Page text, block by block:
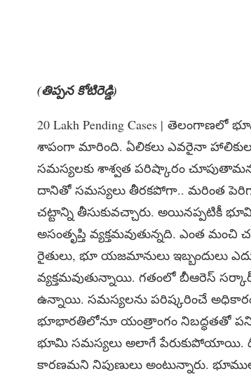
(తిప్పన కోటిరెడ్డి)
20 Lakh Pending Cases | తెలంగాణలో
శాపంగా మారింది. ఏలికలు ఎవరైనా
సమస్యలకు శాశ్వత పరిష్కారం
దానితో సమస్యలు తీరకపోగా.. మరింత
చట్టాన్ని తీసుకువచ్చారు. అయినప్పటికీ
అసంతృప్తి వ్యక్తమవుతున్నది. ఎంత
రైతులు, భూ యజమానులు ఇబ్బందులు
వ్యక్తమవుతున్నాయి. గతంలో బీఆరెస్‌
ఉన్నాయి. సమస్యలను పరిష్కరించే
భూభారతిలోనూ యంత్రాంగం నిబద్ధతతో
భూమి సమస్యలు అలాగే పేరుకుపోయాయి.
కారణమని నిపుణులు అంటున్నారు.